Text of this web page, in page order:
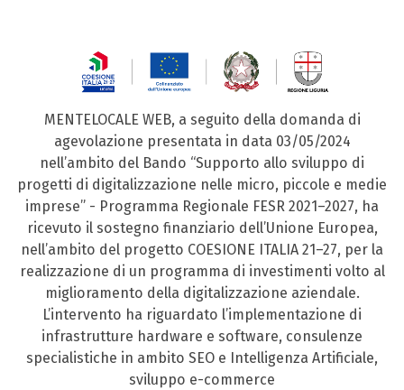
MENTELOCALE WEB, a seguito della domanda di
agevolazione presentata in data 03/05/2024
nell’ambito del Bando “Supporto allo sviluppo di
progetti di digitalizzazione nelle micro, piccole e medie
imprese” - Programma Regionale FESR 2021–2027, ha
ricevuto il sostegno finanziario dell’Unione Europea,
nell’ambito del progetto COESIONE ITALIA 21–27, per la
realizzazione di un programma di investimenti volto al
miglioramento della digitalizzazione aziendale.
L’intervento ha riguardato l’implementazione di
infrastrutture hardware e software, consulenze
specialistiche in ambito SEO e Intelligenza Artificiale,
sviluppo e-commerce